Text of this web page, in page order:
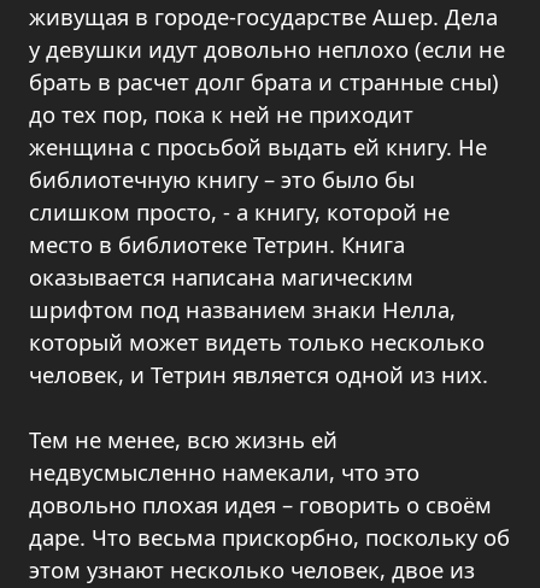
живущая в городе-государстве Ашер. Дела
у девушки идут довольно неплохо (если не
брать в расчет долг брата и странные сны)
до тех пор, пока к ней не приходит
женщина с просьбой выдать ей книгу. Не
библиотечную книгу – это было бы
слишком просто, - а книгу, которой не
место в библиотеке Тетрин. Книга
оказывается написана магическим
шрифтом под названием знаки Нелла,
который может видеть только несколько
человек, и Тетрин является одной из них.
Тем не менее, всю жизнь ей
недвусмысленно намекали, что это
довольно плохая идея – говорить о своём
даре. Что весьма прискорбно, поскольку об
этом узнают несколько человек, двое из